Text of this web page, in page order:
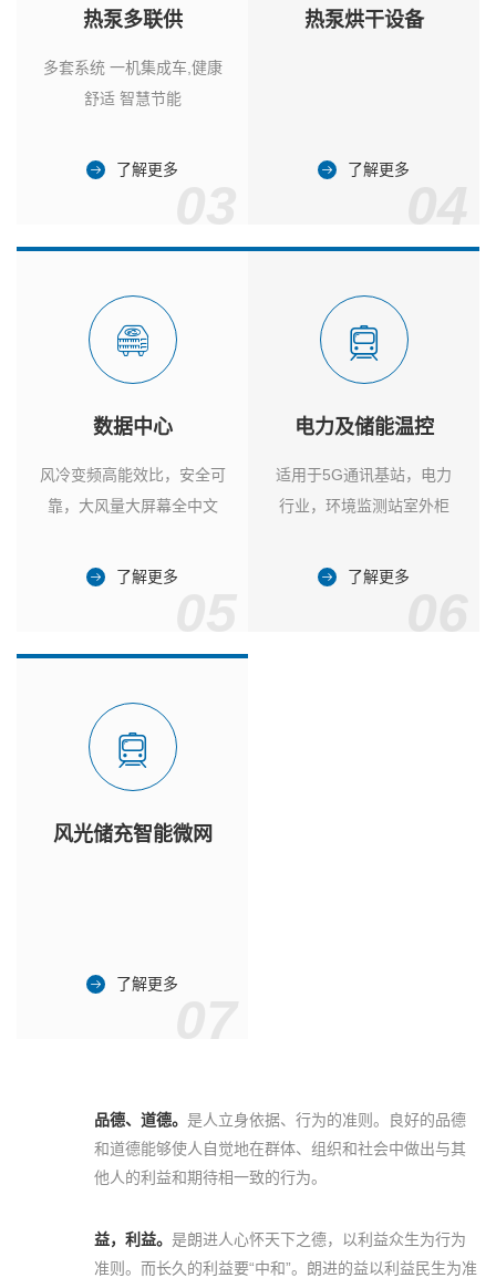
热泵多联供
多套系统 一机集成车,健康
舒适 智慧节能
了解更多
热泵烘干设备
了解更多
数据中心
风冷变频高能效比，安全可
靠，大风量大屏幕全中文
了解更多
电力及储能温控
适用于5G通讯基站，电力
行业，环境监测站室外柜
了解更多
风光储充智能微网
了解更多
品德、道德。 是人立身依据、行为的准则。良好的品德
和道德能够使人自觉地在群体、组织和社会中做出与其
他人的利益和期待相一致的行为。
益，利益。 是朗进人心怀天下之德，以利益众生为行为
准则。而长久的利益要“中和”。朗进的益以利益民生为准